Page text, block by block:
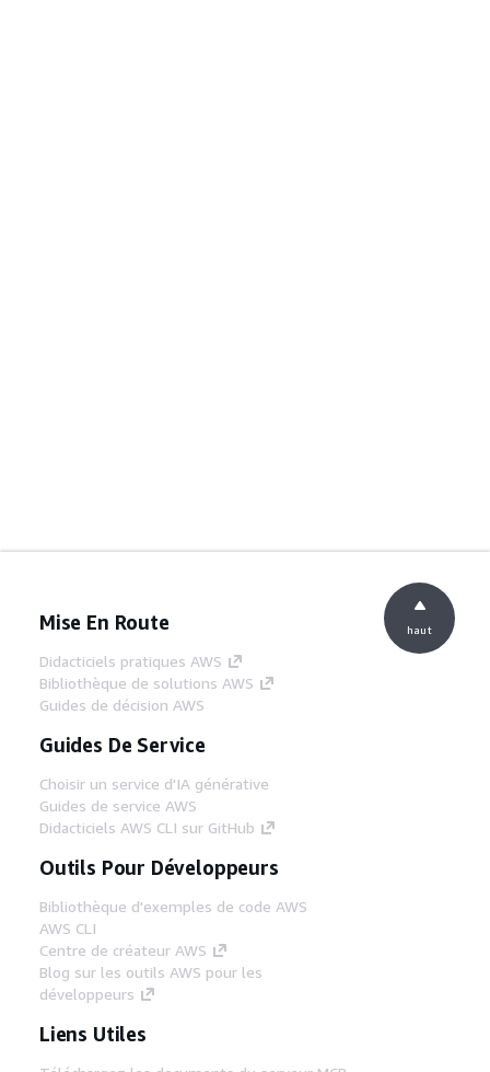
Mise En Route
Didacticiels pratiques AWS
Bibliothèque de solutions AWS
Guides de décision AWS
Guides De Service
Choisir un service d'IA générative
Guides de service AWS
Didacticiels AWS CLI sur GitHub
Outils Pour Développeurs
Bibliothèque d'exemples de code AWS
AWS CLI
Centre de créateur AWS
Blog sur les outils AWS pour les
développeurs
Liens Utiles
haut